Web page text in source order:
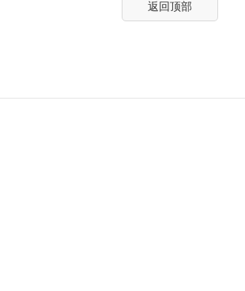
返回顶部